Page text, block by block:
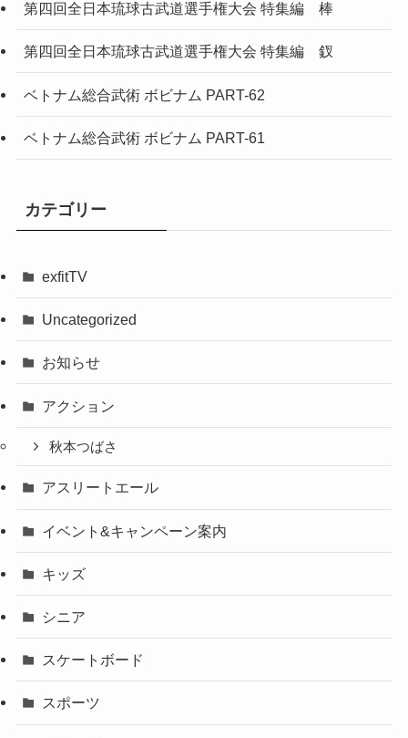
第四回全日本琉球古武道選手権大会 特集編 棒
第四回全日本琉球古武道選手権大会 特集編 釵
ベトナム総合武術 ボビナム PART-62
ベトナム総合武術 ボビナム PART-61
カテゴリー
exfitTV
Uncategorized
お知らせ
アクション
秋本つばさ
アスリートエール
イベント&キャンペーン案内
キッズ
シニア
スケートボード
スポーツ